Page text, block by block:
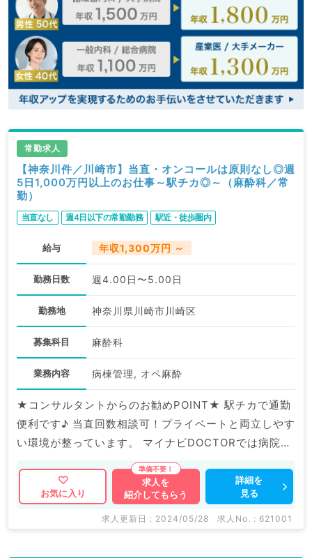
常勤求人
【神奈川件／川崎市】当直・オンコールは原則なし◎週
5日1,000万円以上のお仕事～駅チカ◎～（麻酔科／常
勤）
当直なし 週4日以下の常勤勤務 駅近・徒歩圏内
給与 年収1,300万円 ～
勤務日数 週4.00日〜5.00日
勤務地 神奈川県川崎市川崎区
募集科目 麻酔科
業務内容 病棟管理, オペ麻酔
★コンサルタントからのお勧めPOINT★ 駅チカで通勤
便利です♪ 当直回数相談可！プライベートと両立しやす
い環境が整っています。 マイナビDOCTORでは病院や
クリニックなどの医療機関求人はもちろんのこと、 掲
載情報以外にも産業医等の企業系求人も多数扱っていま
す。 求人内容の詳細等はお気軽にお問合せ下さい。
お気に入り
求人を
紹介してもらう
詳細を
見る
求人更新日 : 2024/05/28 求人No. : 621001